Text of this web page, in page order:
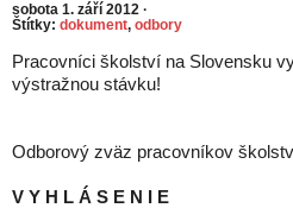
sobota 1. září 2012 ·
Štítky: dokument, odbory
Pracovníci školství na Slovensku
výstražnou stávku!
Odborový zväz pracovníkov
V Y H L Á S E N I E